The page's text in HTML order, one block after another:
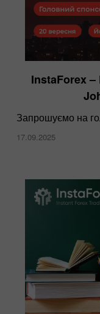
InstaForex
Запрошуємо на
17.09.2025